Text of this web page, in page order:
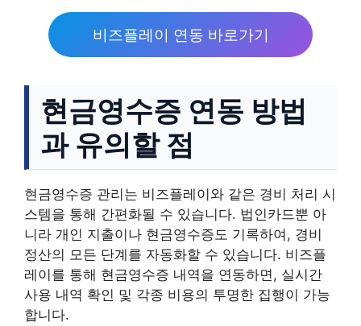
비즈플레이 연동 바로가기
현금영수증 연동 방법
과 유의할 점
현금영수증 관리는 비즈플레이와 같은 경비 처리 시
스템을 통해 간편화될 수 있습니다. 법인카드뿐 아
니라 개인 지출이나 현금영수증도 기록하여, 경비
정산의 모든 단계를 자동화할 수 있습니다. 비즈플
레이를 통해 현금영수증 내역을 연동하면, 실시간
사용 내역 확인 및 각종 비용의 투명한 집행이 가능
합니다.